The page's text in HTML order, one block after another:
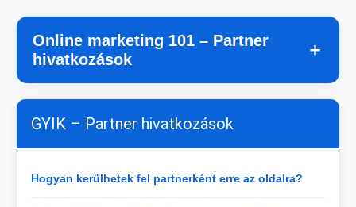
Online marketing 101 – Partner
hivatkozások
＋
GYIK – Partner hivatkozások
Hogyan kerülhetek fel partnerként erre az oldalra?